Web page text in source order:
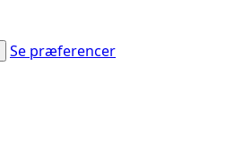
Se præferencer